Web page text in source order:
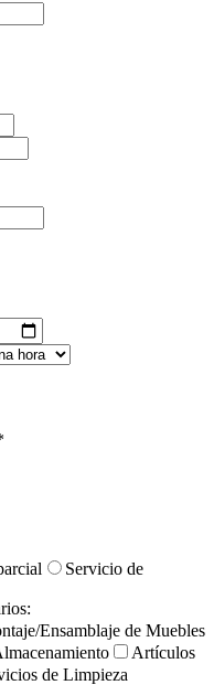
Servicio de
Ensamblaje de Muebles
Artículos
de Limpieza